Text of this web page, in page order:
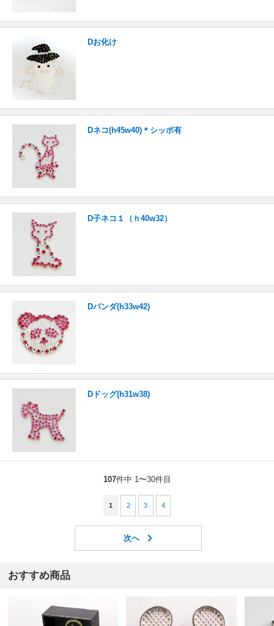
Dお化け
Dネコ(h45w40)＊シッポ有
D子ネコ１（ｈ40w32）
Dパンダ(h33w42)
Dドッグ(h31w38)
107件中 1〜30件目
1 2 3 4
おすすめ商品